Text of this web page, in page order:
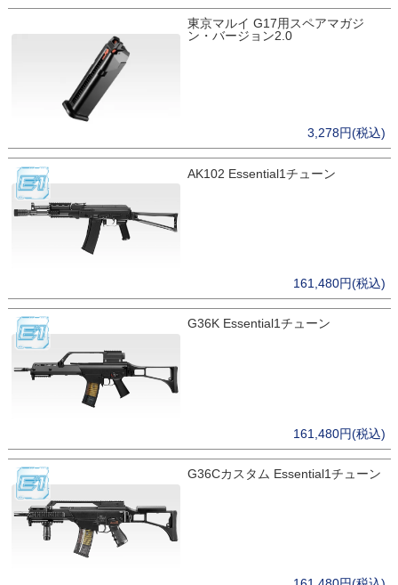
東京マルイ G17用スペアマガジ
ン・バージョン2.0
3,278円(税込)
AK102 Essential1チューン
161,480円(税込)
G36K Essential1チューン
161,480円(税込)
G36Cカスタム Essential1チューン